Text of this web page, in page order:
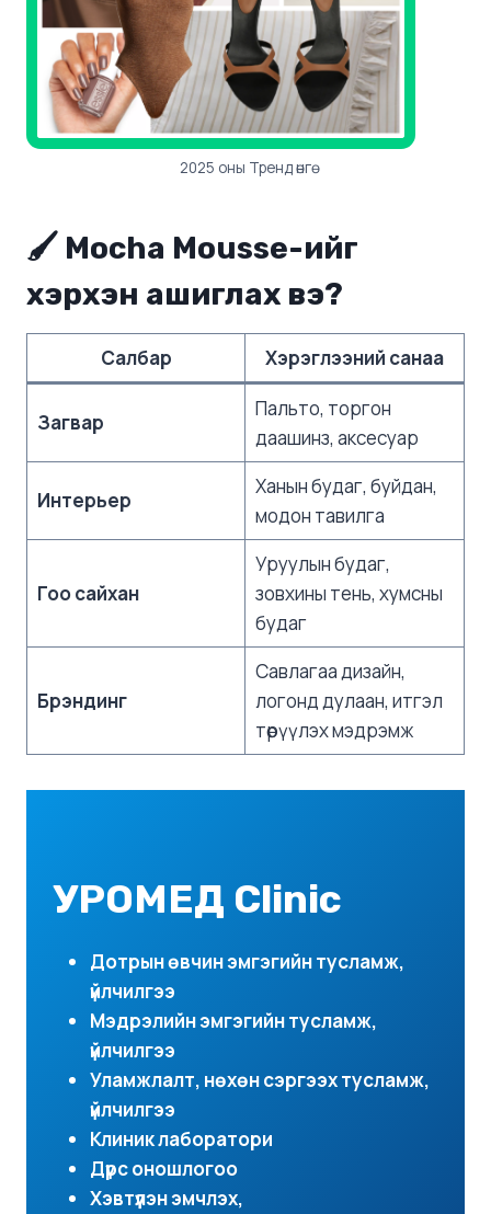
2025 оны Тренд өнгө
🖌️ Mocha Mousse-ийг
хэрхэн ашиглах вэ?
Салбар Хэрэглээний санаа
Загвар
Пальто, торгон
даашинз, аксесуар
Интерьер
Ханын будаг, буйдан,
модон тавилга
Гоо сайхан
Уруулын будаг,
зовхины тень, хумсны
будаг
Брэндинг
Савлагаа дизайн,
логонд дулаан, итгэл
төрүүлэх мэдрэмж
УРОМЕД Clinic
Дотрын өвчин эмгэгийн тусламж,
үйлчилгээ
Мэдрэлийн эмгэгийн тусламж,
үйлчилгээ
Уламжлалт, нөхөн сэргээх тусламж,
үйлчилгээ
Клиник лаборатори
Дүрс оношлогоо
Хэвтүүлэн эмчлэх,